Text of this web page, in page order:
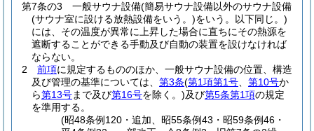
第7条の3
一般サウナ設備(簡易サウナ設備以外のサウナ設備
(サウナ室に設ける放熱設備をいう。)をいう。以下同じ。)
には、その温度が異常に上昇した場合に直ちにその熱源を
遮断することができる手動及び自動の装置を設けなければ
ならない。
2
前項に規定するもののほか、一般サウナ設備の位置、構造
及び管理の基準については、 第3条(第1項第1号 第10号か
ら第13号まで及び第16号を除く。)及び第5条第1項の規定
を準用する。
(昭48条例120・追加、昭55条例43・昭59条例46・